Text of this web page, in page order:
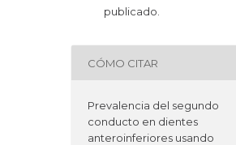
publicado.
CÓMO CITAR
Prevalencia del segundo
conducto en dientes
anteroinferiores usando